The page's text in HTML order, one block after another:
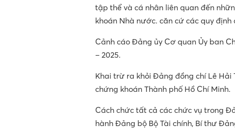
tập thể và cá nhân liên quan đến
khoán Nhà nước. căn cứ các quy
Cảnh cáo Đảng ủy Cơ quan Ủy ban
– 2025.
Khai trừ ra khỏi Đảng đồng chí Lê Hải
chứng khoán Thành phố Hồ Chí Minh.
Cách chức tất cả các chức vụ trong
hành Đảng bộ Bộ Tài chính, Bí thư